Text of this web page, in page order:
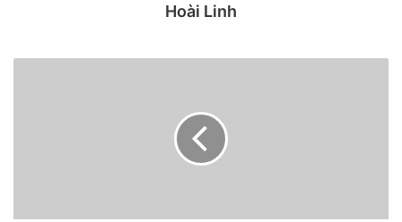
bên cạnh (side button), sau đó bấm nhanh nút tăng âm
Hoài Linh